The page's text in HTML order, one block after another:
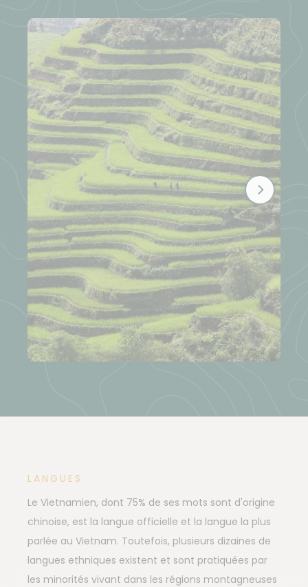
LANGUES
Le Vietnamien, dont 75% de ses mots sont d'origine
chinoise, est la langue officielle et la langue la plus
parlée au Vietnam. Toutefois, plusieurs dizaines de
langues ethniques existent et sont pratiquées par
les minorités vivant dans les régions montagneuses